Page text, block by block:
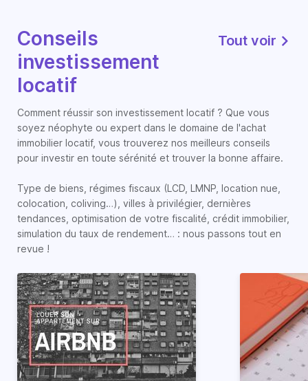
Conseils
investissement
locatif
Tout voir
Comment réussir son investissement locatif ? Que vous
soyez néophyte ou expert dans le domaine de l'achat
immobilier locatif, vous trouverez nos meilleurs conseils
pour investir en toute sérénité et trouver la bonne affaire.
Type de biens, régimes fiscaux (LCD, LMNP, location nue,
colocation, coliving…), villes à privilégier, dernières
tendances, optimisation de votre fiscalité, crédit immobilier,
simulation du taux de rendement… : nous passons tout en
revue !